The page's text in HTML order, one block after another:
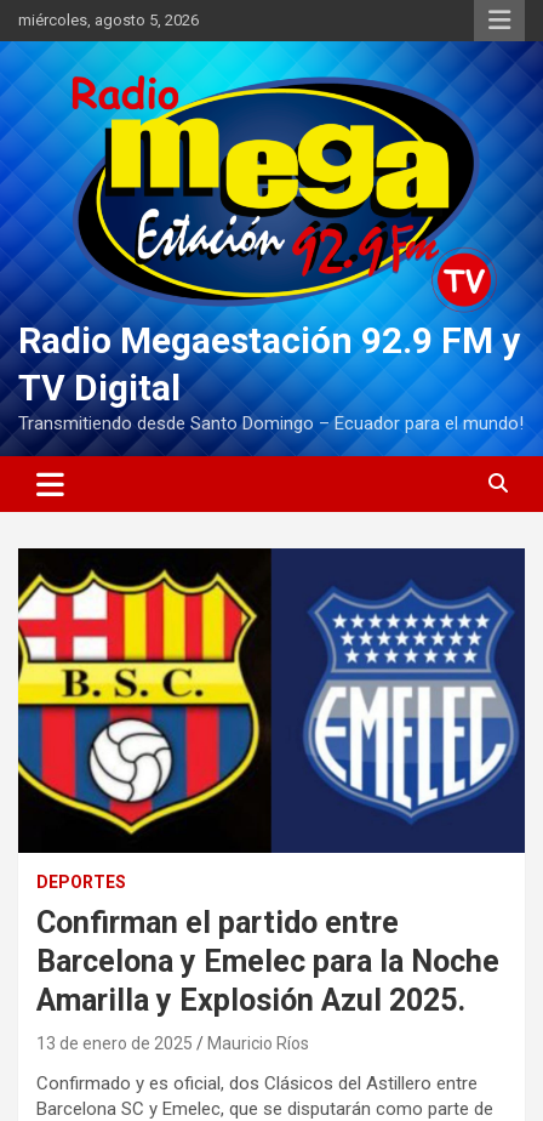
Saltar
al
contenido
miércoles, agosto 5, 2026
Radio Megaestación 92.9 FM y
TV Digital
Transmitiendo desde Santo Domingo – Ecuador para el mundo!
DEPORTES
Confirman el partido entre
Barcelona y Emelec para la Noche
Amarilla y Explosión Azul 2025.
13 de enero de 2025 Mauricio Ríos
Confirmado y es oficial, dos Clásicos del Astillero entre
Barcelona SC y Emelec, que se disputarán como parte de